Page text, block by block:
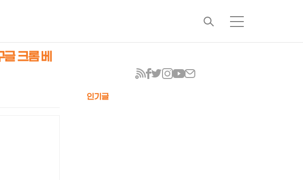
검
메
크롬 베
인기글